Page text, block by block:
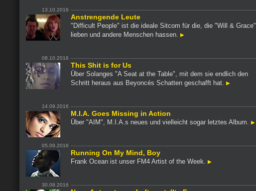
13.10.2016
Anstrengende Leute
"Difficult People" ist die ideale Sitcom für die, die "Will & Grace"
lieben und andere Menschen hassen.
08.10.2016
This Shit is for Us
Über Solanges "A Seat at the Table", mit dem sie endlich den
Schritt heraus aus Beyoncés Schatten geschafft hat.
14.09.2016
M.I.A. Goes Missing in Action
Über "AIM", M.I.A.s neues und vielleicht sogar letztes Album.
05.09.2016
Running On My Mind, Boy
Frank Ocean ist unser FM4 Artist of the Week.
30.08.2016